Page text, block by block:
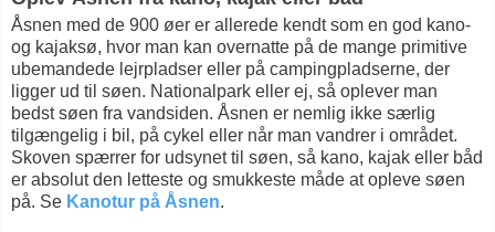
Åsnen med de 900 øer er allerede kendt som en god kano-
og kajaksø, hvor man kan overnatte på de mange primitive
ubemandede lejrpladser eller på campingpladserne, der
ligger ud til søen. Nationalpark eller ej, så oplever man
bedst søen fra vandsiden. Åsnen er nemlig ikke særlig
tilgængelig i bil, på cykel eller når man vandrer i området.
Skoven spærrer for udsynet til søen, så kano, kajak eller båd
er absolut den letteste og smukkeste måde at opleve søen
på. Se Kanotur på Åsnen.